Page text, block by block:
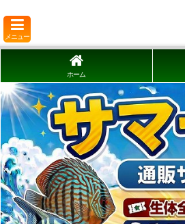
メニュー
ホーム